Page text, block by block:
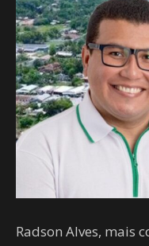
Radson Alves, mais